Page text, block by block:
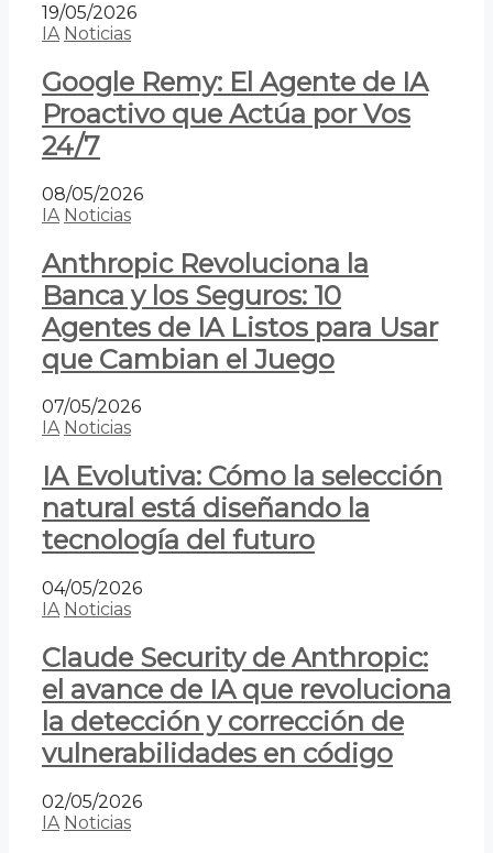
19/05/2026
IA Noticias
Google Remy: El Agente de IA
Proactivo que Actúa por Vos
24/7
08/05/2026
IA Noticias
Anthropic Revoluciona la
Banca y los Seguros: 10
Agentes de IA Listos para Usar
que Cambian el Juego
07/05/2026
IA Noticias
IA Evolutiva: Cómo la selección
natural está diseñando la
tecnología del futuro
04/05/2026
IA Noticias
Claude Security de Anthropic:
el avance de IA que revoluciona
la detección y corrección de
vulnerabilidades en código
02/05/2026
IA Noticias